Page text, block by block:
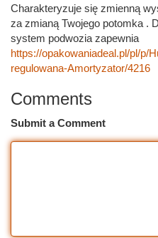
Charakteryzuje się zmienną
za zmianą Twojego potomka .
system podwozia zapewnia
https://opakowaniadeal.pl/pl/p/
regulowana-Amortyzator/4216
Comments
Submit a Comment